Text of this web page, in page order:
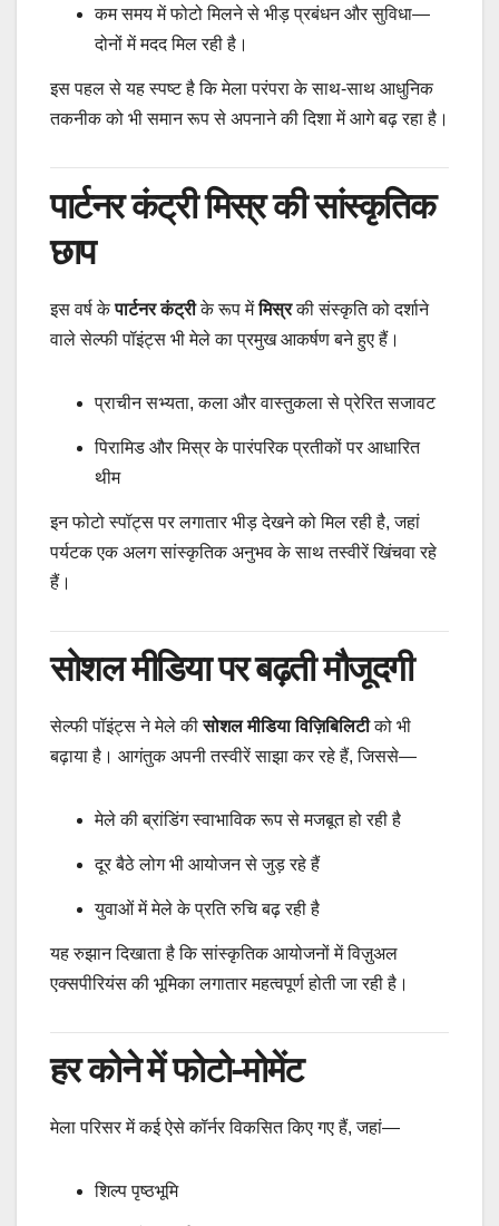
कम समय में फोटो मिलने से भीड़ प्रबंधन और सुविधा—
दोनों में मदद मिल रही है।
इस पहल से यह स्पष्ट है कि मेला परंपरा के साथ-साथ आधुनिक
तकनीक को भी समान रूप से अपनाने की दिशा में आगे बढ़ रहा है।
पार्टनर कंट्री मिस्र की सांस्कृतिक
छाप
इस वर्ष केपार्टनर कंट्रीके रूप मेंमिस्रकी संस्कृति को दर्शाने
वाले सेल्फी पॉइंट्स भी मेले का प्रमुख आकर्षण बने हुए हैं।
प्राचीन सभ्यता, कला और वास्तुकला से प्रेरित सजावट
पिरामिड और मिस्र के पारंपरिक प्रतीकों पर आधारित
थीम
इन फोटो स्पॉट्स पर लगातार भीड़ देखने को मिल रही है, जहां
पर्यटक एक अलग सांस्कृतिक अनुभव के साथ तस्वीरें खिंचवा रहे
हैं।
सोशल मीडिया पर बढ़ती मौजूदगी
सेल्फी पॉइंट्स ने मेले कीसोशल मीडिया विज़िबिलिटीको भी
बढ़ाया है। आगंतुक अपनी तस्वीरें साझा कर रहे हैं, जिससे—
मेले की ब्रांडिंग स्वाभाविक रूप से मजबूत हो रही है
दूर बैठे लोग भी आयोजन से जुड़ रहे हैं
युवाओं में मेले के प्रति रुचि बढ़ रही है
यह रुझान दिखाता है कि सांस्कृतिक आयोजनों में विज़ुअल
एक्सपीरियंस की भूमिका लगातार महत्वपूर्ण होती जा रही है।
हर कोने में फोटो-मोमेंट
मेला परिसर में कई ऐसे कॉर्नर विकसित किए गए हैं, जहां—
शिल्प पृष्ठभूमि